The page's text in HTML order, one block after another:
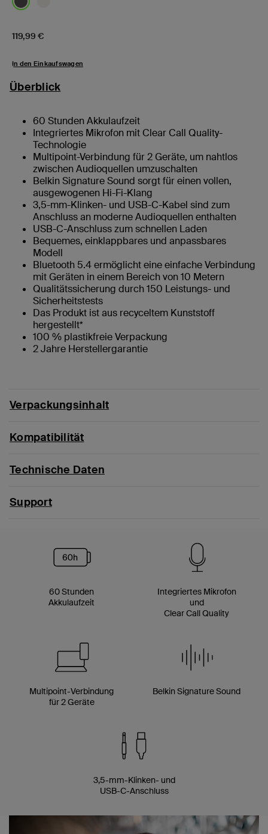
Price:
119,99 €
In den Einkaufswagen
Überblick
60 Stunden Akkulaufzeit
Integriertes Mikrofon mit Clear Call Quality-
Technologie
Multipoint-Verbindung für 2 Geräte, um nahtlos
zwischen Audioquellen umzuschalten
Belkin Signature Sound sorgt für einen vollen,
ausgewogenen Hi-Fi-Klang
3,5-mm-Klinken- und USB-C-Kabel sind zum
Anschluss an moderne Audioquellen enthalten
USB-C-Anschluss zum schnellen Laden
Bequemes, einklappbares und anpassbares
Modell
Bluetooth 5.4 ermöglicht eine einfache Verbindung
mit Geräten in einem Bereich von 10 Metern
Qualitätssicherung durch 150 Leistungs- und
Sicherheitstests
Das Produkt ist aus recyceltem Kunststoff
hergestellt*
100 % plastikfreie Verpackung
2 Jahre Herstellergarantie
Verpackungsinhalt
Kompatibilität
Technische Daten
Support
60 Stunden
Akkulaufzeit
Integriertes Mikrofon
und
Clear Call Quality
Multipoint-Verbindung
für 2 Geräte
Belkin Signature Sound
3,5-mm-Klinken- und
USB-C-Anschluss